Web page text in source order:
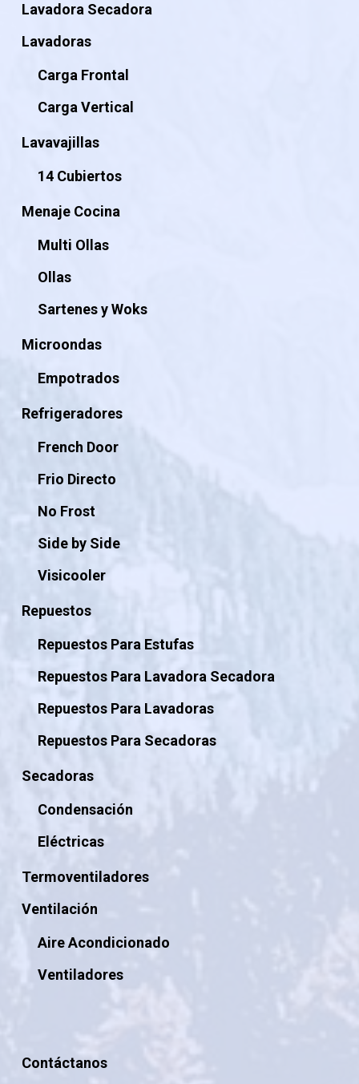
Lavadora Secadora
Lavadoras
Carga Frontal
Carga Vertical
Lavavajillas
14 Cubiertos
Menaje Cocina
Multi Ollas
Ollas
Sartenes y Woks
Microondas
Empotrados
Refrigeradores
French Door
Frio Directo
No Frost
Side by Side
Visicooler
Repuestos
Repuestos Para Estufas
Repuestos Para Lavadora Secadora
Repuestos Para Lavadoras
Repuestos Para Secadoras
Secadoras
Condensación
Eléctricas
Termoventiladores
Ventilación
Aire Acondicionado
Ventiladores
Contáctanos